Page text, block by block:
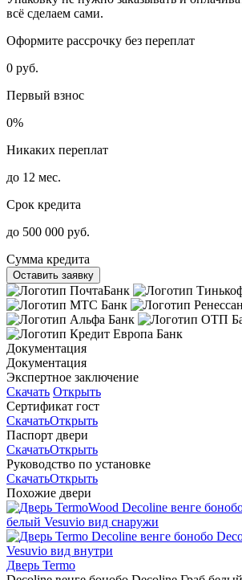
всё сделаем сами.
Оформите рассрочку без переплат
0 руб.
Первый взнос
0%
Никаких переплат
до 12 мес.
Срок кредита
до 500 000 руб.
Сумма кредита
Оставить заявку
Документация
Документация
Экспертное заключение
Скачать Открыть
Сертификат гост
СкачатьОткрыть
Паспорт двери
СкачатьОткрыть
Руководство по установке
СкачатьОткрыть
Похожие двери
Дверь Termo